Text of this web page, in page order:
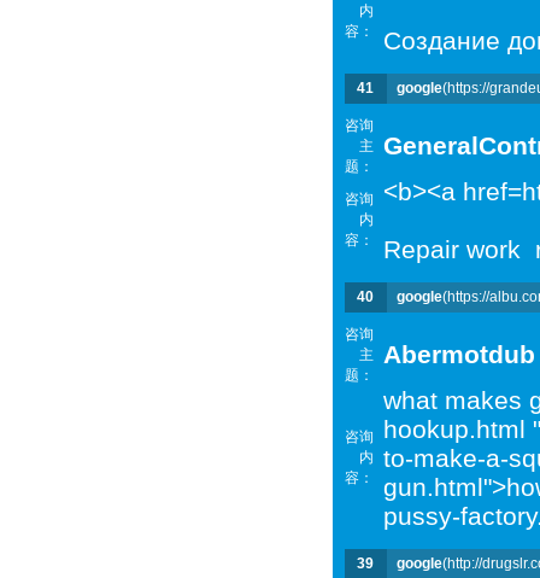
内
容：
Создание
41 google(https://
咨询
主
题：
咨询
内
容：
<b><a
Repair work
40 google(https://
咨询
主
题：
Abermotdub
咨询
内
容：
what makes
hookup.html
to-make-a-
pussy-
39 google(http://